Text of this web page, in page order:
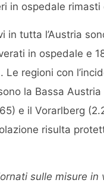
in ospedale rimasti
in tutta l’Austria
in ospedale e
Le regioni con
la Bassa
e il Vorarlberg
risulta
sulle misure in